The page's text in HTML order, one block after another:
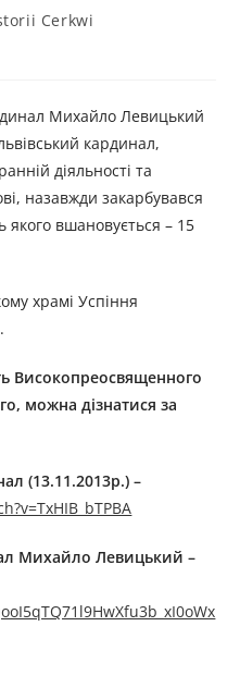
Cerkwi
Михайло Левицький
кардинал,
діяльності та
назавжди закарбувався
якого вшановується – 15
храмі Успіння
Високопреосвященного
, можна дізнатися за
(13.11.2013р.) –
Михайло Левицький –